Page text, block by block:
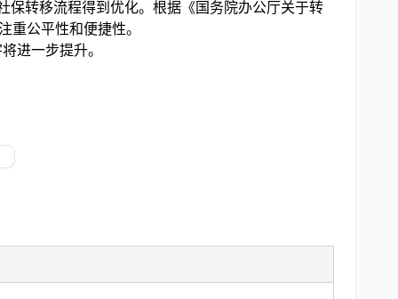
转移流程得到优化。根据《国务院办公厅关于转
公平性和便捷性。
进一步提升。